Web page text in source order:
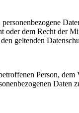
dem Recht der
geltenden
Person,
Daten